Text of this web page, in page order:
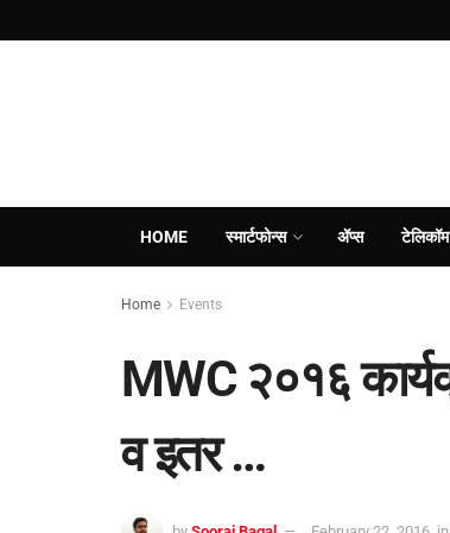
HOME स्मार्टफोन्स ॲप्स टेलिकॉम
Home Events
MWC २०१६
व इतर …